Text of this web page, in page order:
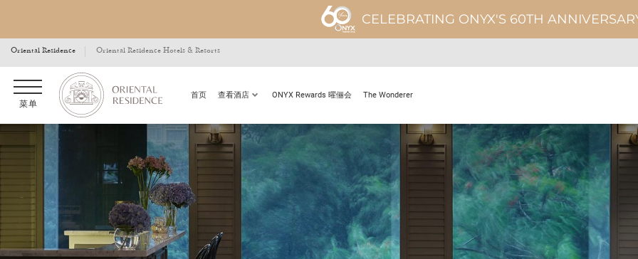
CELEBRATING ONYX'S 60TH
Oriental Residence Oriental Residence Hotels & Resorts
菜单
首页 查看酒店 ONYX Rewards 曜俪会 The Wonderer